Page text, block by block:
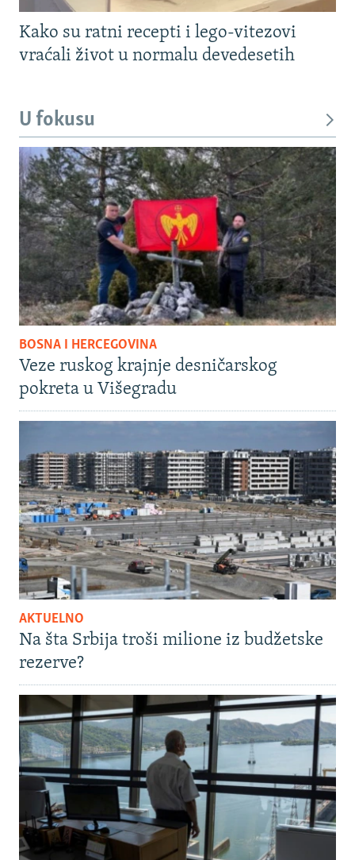
Kako su ratni recepti i lego-vitezovi
vraćali život u normalu devedesetih
U fokusu
BOSNA I HERCEGOVINA
Veze ruskog krajnje desničarskog
pokreta u Višegradu
AKTUELNO
Na šta Srbija troši milione iz budžetske
rezerve?